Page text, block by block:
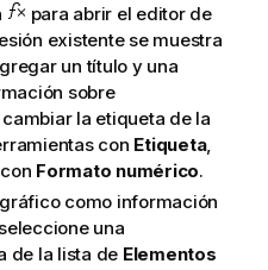
para abrir el editor de
existente se muestra
un título y una
sobre
la etiqueta de la
con Etiqueta,
Formato numérico.
como información
una
de la lista de Elementos